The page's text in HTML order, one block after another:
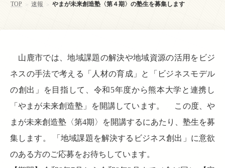
TOP > 速報 > やまが未来創造塾〈第４期〉の塾生を募集します
山鹿市では、地域課題の解決や地域資源の活用をビジ
ネスの手法で考える「人材の育成」と「ビジネスモデル
の創出」を目指して、令和5年度から熊本大学と連携し
「やまが未来創造塾」を開講しています。 この度、や
まが未来創造塾〈第4期〉を開講するにあたり、塾生を募
集します。 「地域課題を解決するビジネス創出」に意欲
のある方のご応募をお待ちしています。